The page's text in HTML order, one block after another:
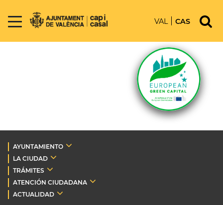
VAL CAS
AYUNTAMIENTO
LA CIUDAD
TRÁMITES
ATENCIÓN CIUDADANA
ACTUALIDAD